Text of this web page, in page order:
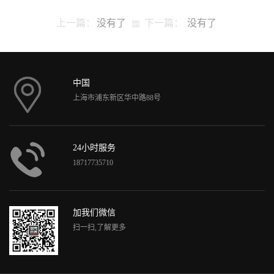
上一篇： 没有了 下一篇： 没有了
中国
上海市浦东新区华中路88号
24小时服务
18717735710
加我们微信
扫一扫,了解更多